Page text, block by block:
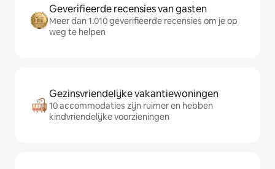
Geverifieerde recensies van gasten
Meer dan 1.010 geverifieerde recensies om je op
weg te helpen
Gezinsvriendelijke vakantiewoningen
10 accommodaties zijn ruimer en hebben
kindvriendelijke voorzieningen